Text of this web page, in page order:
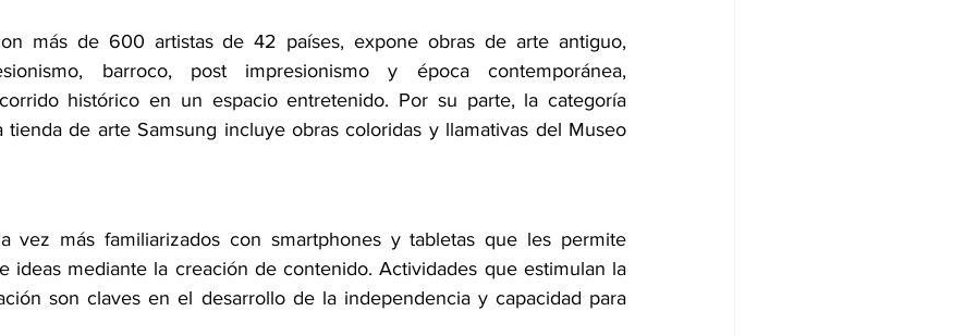
más de 600 artistas de 42 países, expone obras de arte antiguo,
barroco, post impresionismo y época contemporánea,
histórico en un espacio entretenido. Por su parte, la categoría
tienda de arte Samsung incluye obras coloridas y llamativas del Museo
vez más familiarizados con smartphones y tabletas que les permite
ideas mediante la creación de contenido. Actividades que estimulan la
son claves en el desarrollo de la independencia y capacidad para